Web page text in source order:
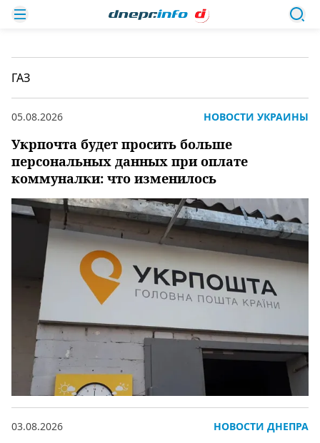
ГАЗ
Укрпочта будет просить больше
персональных данных при оплате
коммуналки: что изменилось
05.08.2026 НОВОСТИ УКРАИНЫ
03.08.2026 НОВОСТИ ДНЕПРА